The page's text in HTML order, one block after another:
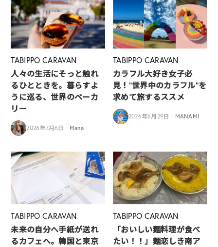
TABIPPO CARAVAN
人々の生活にそっと触れ
るひとときを。暮らすよ
うに巡る、世界のベーカ
リー
2026年7月6日 Mana
TABIPPO CARAVAN
カラフル大好き女子必
見！”世界中のカラフル”を
求めて旅するススメ
2026年6月29日 MANAMI
TABIPPO CARAVAN
未来の自分へ手紙が送れ
るカフェへ。韓国と東京
TABIPPO CARAVAN
「おいしい麺料理が食べ
たい！！」麺恋しき南ア